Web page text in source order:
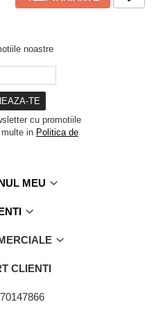
noastre
cu promotiile
in Politica de
MEU
CLIENTI